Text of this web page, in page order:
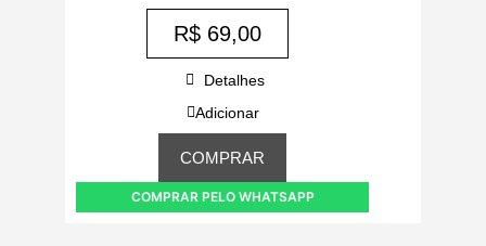
R$69,00
Detalhes
Adicionar
COMPRAR
COMPRAR PELO WHATSAPP